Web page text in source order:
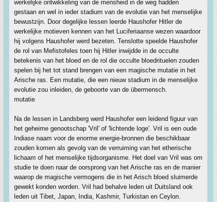
werkelijke ontwikkeling van de mensheid in de weg hadden
gestaan en wel in ieder stadium van de evolutie van het menselijke
bewustzijn. Door degelijke lessen leerde Haushofer Hitler de
werkelijke motieven kennen van het Luciferiaanse wezen waardoor
hij volgens Haushofer werd bezeten. Tenslotte speelde Haushofer
de rol van Mefistofeles toen hij Hitler inwijdde in de occulte
betekenis van het bloed en de rol die occulte bloedrituelen zouden
spelen bij het tot stand brengen van een magische mutatie in het
Arische ras. Een mutatie, die een nieuw stadium in de menselijke
evolutie zou inleiden, de geboorte van de übermensch.
mutatie
Na de lessen in Landsberg werd Haushofer een leidend figuur van
het geheime genootschap 'Vril' of 'lichtende loge'. Vril is een oude
Indiase naam voor de enorme energie-bronnen die beschikbaar
zouden komen als gevolg van de verruiming van het etherische
lichaam of het menselijke tijdsorganisme. Het doel van Vril was om
studie te doen naar de oorsprong van het Arische ras en de manier
waarop de magische vermogens die in het Arisch bloed sluimerde
gewekt konden worden. Vril had behalve leden uit Duitsland ook
leden uit Tibet, Japan, India, Kashmir, Turkistan en Ceylon.